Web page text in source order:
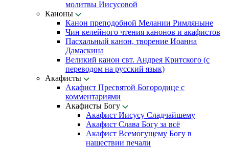
молитвы Иисусовой
Каноны
Канон преподобной Мелании Римляныне
Чин келейного чтения канонов и акафистов
Пасхальный канон, творение Иоанна
Дамаскина
Великий канон свт. Андрея Критского (с
переводом на русский язык)
Акафисты
Акафист Пресвятой Богородице с
комментариями
Акафисты Богу
Акафист Иисусу Сладчайшему
Акафист Слава Богу за всё
Акафист Всемогущему Богу в
нашествии печали